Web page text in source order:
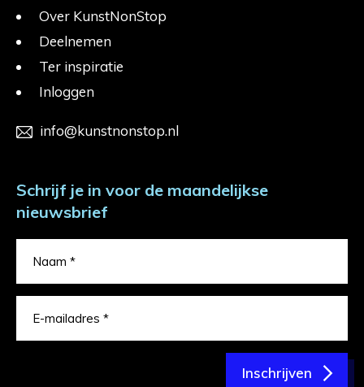
Over KunstNonStop
Deelnemen
Ter inspiratie
Inloggen
info@kunstnonstop.nl
Schrijf je in voor de maandelijkse
nieuwsbrief
Inschrijven